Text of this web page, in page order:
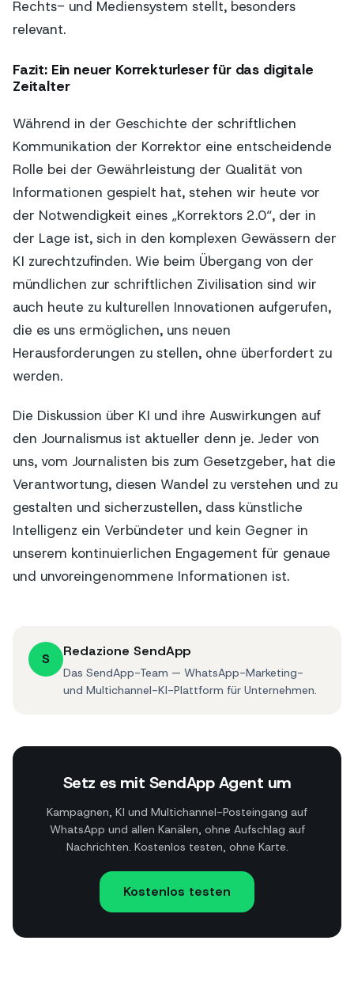
Rechts- und Mediensystem stellt, besonders
relevant.
Fazit: Ein neuer Korrekturleser für das digitale
Zeitalter
Während in der Geschichte der schriftlichen
Kommunikation der Korrektor eine entscheidende
Rolle bei der Gewährleistung der Qualität von
Informationen gespielt hat, stehen wir heute vor
der Notwendigkeit eines „Korrektors 2.0“, der in
der Lage ist, sich in den komplexen Gewässern der
KI zurechtzufinden. Wie beim Übergang von der
mündlichen zur schriftlichen Zivilisation sind wir
auch heute zu kulturellen Innovationen aufgerufen,
die es uns ermöglichen, uns neuen
Herausforderungen zu stellen, ohne überfordert zu
werden.
Die Diskussion über KI und ihre Auswirkungen auf
den Journalismus ist aktueller denn je. Jeder von
uns, vom Journalisten bis zum Gesetzgeber, hat die
Verantwortung, diesen Wandel zu verstehen und zu
gestalten und sicherzustellen, dass künstliche
Intelligenz ein Verbündeter und kein Gegner in
unserem kontinuierlichen Engagement für genaue
und unvoreingenommene Informationen ist.
S Redazione SendApp
Das SendApp-Team — WhatsApp-Marketing-
und Multichannel-KI-Plattform für Unternehmen.
Setz es mit SendApp Agent um
Kampagnen, KI und Multichannel-Posteingang auf
WhatsApp und allen Kanälen, ohne Aufschlag auf
Nachrichten. Kostenlos testen, ohne Karte.
Kostenlos testen